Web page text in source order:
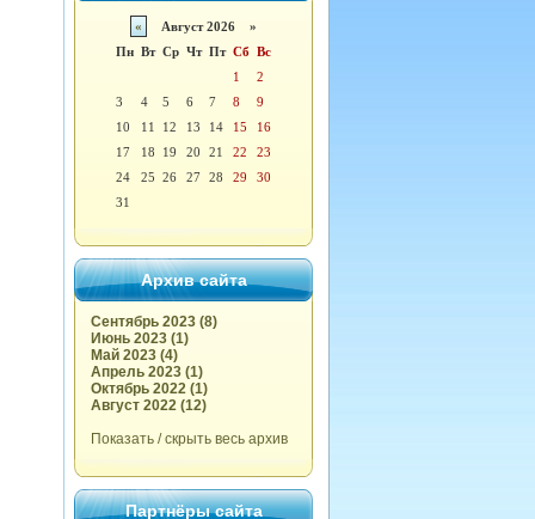
«
Август 2026 »
Пн Вт Ср Чт Пт Сб Вс
1
2
3
4 5 6 7 8
9
10
11 12 13 14 15
16
17
18 19 20 21 22
23
24
25 26 27 28 29
30
31
Архив сайта
Сентябрь 2023 (8)
Июнь 2023 (1)
Май 2023 (4)
Апрель 2023 (1)
Октябрь 2022 (1)
Август 2022 (12)
Показать / скрыть весь архив
Партнёры сайта